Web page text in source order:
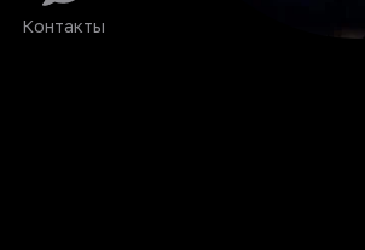
Контакты